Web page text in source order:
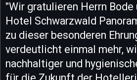
"Wir gratulieren Herrn Bode
Hotel Schwarzwald
zu dieser besonderen
verdeutlicht einmal mehr,
nachhaltiger und